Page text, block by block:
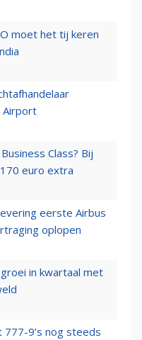
moet het tij keren
Airport
Class? Bij
euro extra
eerste Airbus
oplopen
in kwartaal met
777-9’s nog steeds